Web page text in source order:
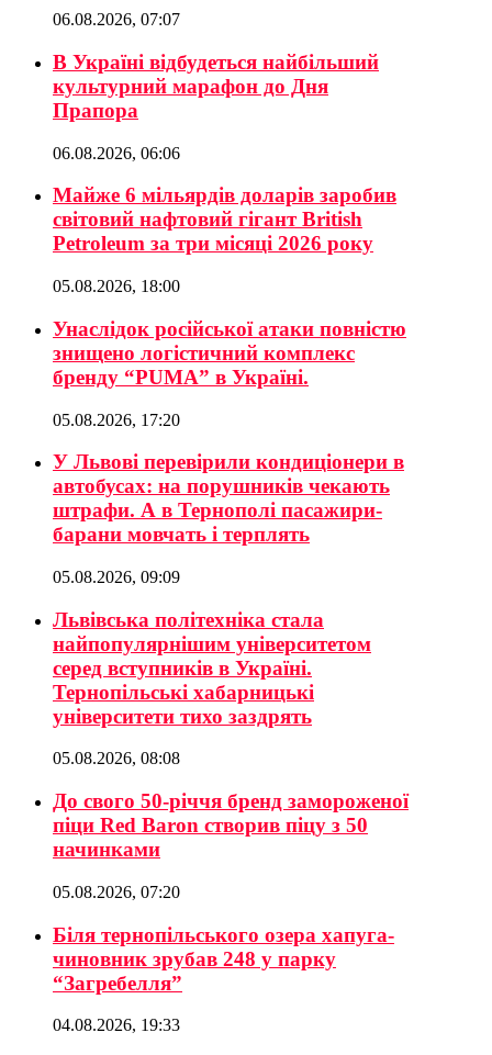
06.08.2026, 07:07
В Україні відбудеться найбільший
культурний марафон до Дня
Прапора
06.08.2026, 06:06
Майже 6 мільярдів доларів заробив
світовий нафтовий гігант British
Petroleum за три місяці 2026 року
05.08.2026, 18:00
Унаслідок російської атаки повністю
знищено логістичний комплекс
бренду “PUMA” в Україні.
05.08.2026, 17:20
У Львові перевірили кондиціонери в
автобусах: на порушників чекають
штрафи. А в Тернополі пасажири-
барани мовчать і терплять
05.08.2026, 09:09
Львівська політехніка стала
найпопулярнішим університетом
серед вступників в Україні.
Тернопільські хабарницькі
університети тихо заздрять
05.08.2026, 08:08
До свого 50-річчя бренд замороженої
піци Red Baron створив піцу з 50
начинками
05.08.2026, 07:20
Біля тернопільського озера хапуга-
чиновник зрубав 248 у парку
“Загребелля”
04.08.2026, 19:33